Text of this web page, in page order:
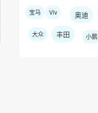
宝马 Viv 奥迪
大众 丰田 小鹏